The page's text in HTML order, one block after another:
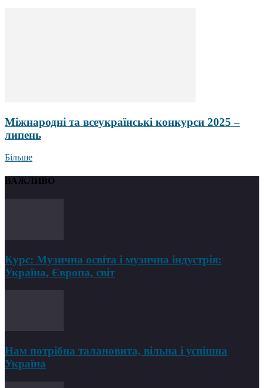
Міжнародні та всеукраїнські конкурси 2025 –
липень
Більше
ВАЖЛИВО
Курс: Музична освіта і музична індустрія:
Україна, Європа, світ
Нам потрібна талановита, вільна і успішна
Україна